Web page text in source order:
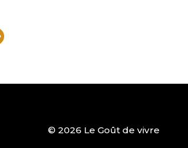
© 2026 Le Goût de vivre